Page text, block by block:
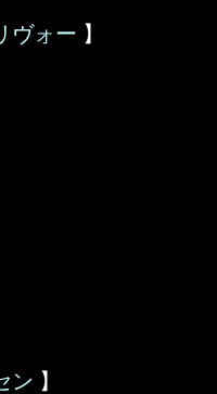
ヴォー 】
ン 】